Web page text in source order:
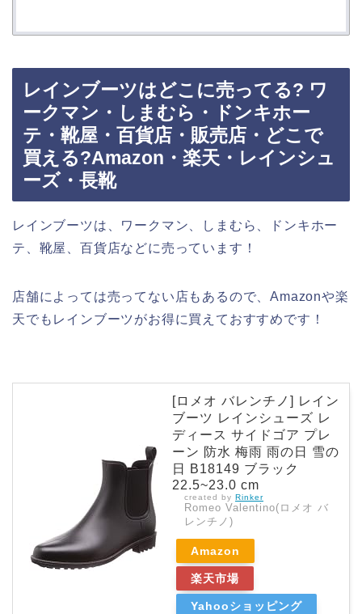
レインブーツはどこに売ってる? ワ
ークマン・しまむら・ドンキホー
テ・靴屋・百貨店・販売店・どこで
買える?Amazon・楽天・レインシュ
ーズ・長靴
レインブーツは、ワークマン、しまむら、ドンキホー
テ、靴屋、百貨店などに売っています！
店舗によっては売ってない店もあるので、Amazonや楽
天でもレインブーツがお得に買えておすすめです！
[ロメオ バレンチノ] レイン
ブーツ レインシューズ レ
ディース サイドゴア プレ
ーン 防水 梅雨 雨の日 雪の
日 B18149 ブラック
22.5~23.0 cm
created by Rinker
Romeo Valentino(ロメオ バ
レンチノ)
Amazon
楽天市場
Yahooショッピング